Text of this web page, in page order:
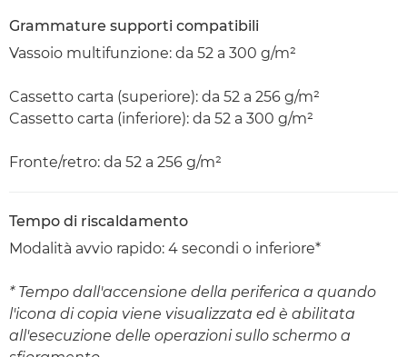
Grammature supporti compatibili
Vassoio multifunzione: da 52 a 300 g/m²
Cassetto carta (superiore): da 52 a 256 g/m²
Cassetto carta (inferiore): da 52 a 300 g/m²
Fronte/retro: da 52 a 256 g/m²
Tempo di riscaldamento
Modalità avvio rapido: 4 secondi o inferiore*
* Tempo dall'accensione della periferica a quando
l'icona di copia viene visualizzata ed è abilitata
all'esecuzione delle operazioni sullo schermo a